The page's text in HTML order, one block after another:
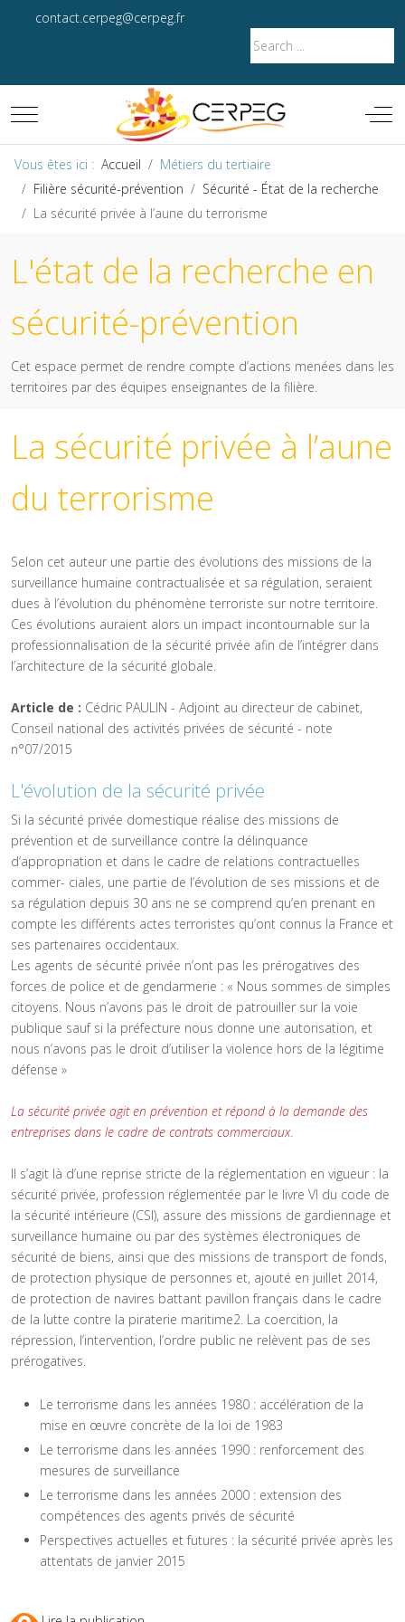
contact.cerpeg@cerpeg.fr
Mobile Menu Toggle Off-
Vous êtes ici : Accueil
Métiers du tertiaire
Filière sécurité-prévention
Sécurité - État de la recherche
La sécurité privée à l’aune du terrorisme
L'état de la recherche en
sécurité-prévention
Cet espace permet de rendre compte d’actions menées dans les
territoires par des équipes enseignantes de la filière.
La sécurité privée à l’aune
du terrorisme
Selon cet auteur une partie des évolutions des missions de la
surveillance humaine contractualisée et sa régulation, seraient
dues à l’évolution du phénomène terroriste sur notre territoire.
Ces évolutions auraient alors un impact incontournable sur la
professionnalisation de la sécurité privée afin de l’intégrer dans
l’architecture de la sécurité globale.
Article de : Cédric PAULIN - Adjoint au directeur de cabinet,
Conseil national des activités privées de sécurité - note
n°07/2015
L'évolution de la sécurité privée
Si la sécurité privée domestique réalise des missions de
prévention et de surveillance contre la délinquance
d’appropriation et dans le cadre de relations contractuelles
commer- ciales, une partie de l’évolution de ses missions et de
sa régulation depuis 30 ans ne se comprend qu’en prenant en
compte les différents actes terroristes qu’ont connus la France et
ses partenaires occidentaux.
Les agents de sécurité privée n’ont pas les prérogatives des
forces de police et de gendarmerie : « Nous sommes de simples
citoyens. Nous n’avons pas le droit de patrouiller sur la voie
publique sauf si la préfecture nous donne une autorisation, et
nous n’avons pas le droit d’utiliser la violence hors de la légitime
défense »
La sécurité privée agit en prévention et répond à la demande des
entreprises dans le cadre de contrats commerciaux.
Il s’agit là d’une reprise stricte de la réglementation en vigueur : la
sécurité privée, profession réglementée par le livre VI du code de
la sécurité intérieure (CSI), assure des missions de gardiennage et
surveillance humaine ou par des systèmes électroniques de
sécurité de biens, ainsi que des missions de transport de fonds,
de protection physique de personnes et, ajouté en juillet 2014,
de protection de navires battant pavillon français dans le cadre
de la lutte contre la piraterie maritime2. La coercition, la
répression, l’intervention, l’ordre public ne relèvent pas de ses
prérogatives.
Le terrorisme dans les années 1980 : accélération de la
mise en œuvre concrète de la loi de 1983
Le terrorisme dans les années 1990 : renforcement des
mesures de surveillance
Le terrorisme dans les années 2000 : extension des
compétences des agents privés de sécurité
Perspectives actuelles et futures : la sécurité privée après les
attentats de janvier 2015